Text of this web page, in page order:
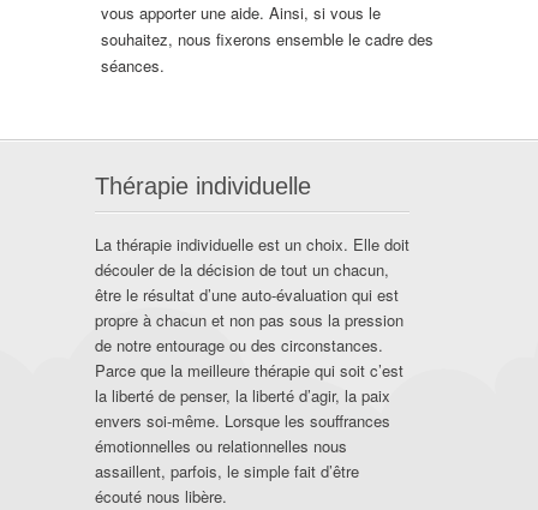
vous apporter une aide. Ainsi, si vous le
souhaitez, nous fixerons ensemble le cadre des
séances.
Thérapie individuelle
La thérapie individuelle est un choix. Elle doit
découler de la décision de tout un chacun,
être le résultat d’une auto-évaluation qui est
propre à chacun et non pas sous la pression
de notre entourage ou des circonstances.
Parce que la meilleure thérapie qui soit c’est
la liberté de penser, la liberté d’agir, la paix
envers soi-même. Lorsque les souffrances
émotionnelles ou relationnelles nous
assaillent, parfois, le simple fait d’être
écouté nous libère.